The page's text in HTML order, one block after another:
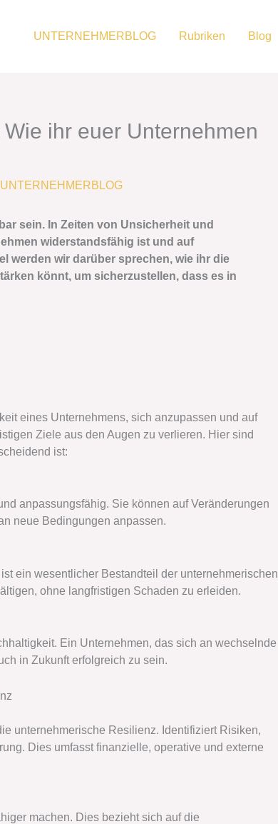
UNTERNEHMERBLOG Rubriken Blog
ihr euer Unternehmen
UNTERNEHMERBLOG
sein. In Zeiten von Unsicherheit und
widerstandsfähig ist und auf
werden wir darüber sprechen, wie ihr die
könnt, um sicherzustellen, dass es in
eines Unternehmens, sich anzupassen und auf
Ziele aus den Augen zu verlieren. Hier sind
ist:
anpassungsfähig. Sie können auf Veränderungen
neue Bedingungen anpassen.
ein wesentlicher Bestandteil der unternehmerischen
ohne langfristigen Schaden zu erleiden.
Ein Unternehmen, das sich an wechselnde
in Zukunft erfolgreich zu sein.
unternehmerische Resilienz. Identifiziert Risiken,
Dies umfasst finanzielle, operative und externe
machen. Dies bezieht sich auf die